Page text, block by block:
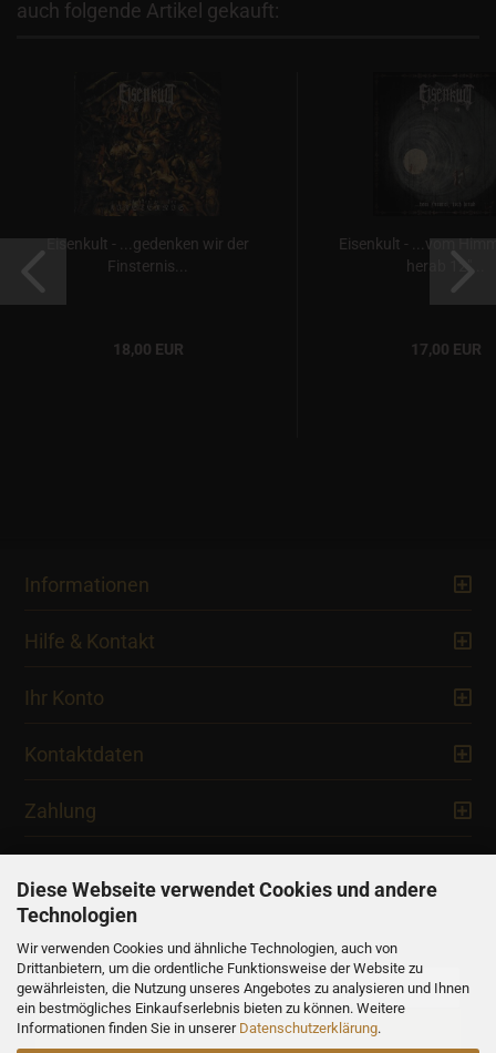
Diese Webseite verwendet Cookies und andere
Technologien
Wir verwenden Cookies und ähnliche Technologien, auch von
Drittanbietern, um die ordentliche Funktionsweise der Website zu
gewährleisten, die Nutzung unseres Angebotes zu analysieren und Ihnen
ein bestmögliches Einkaufserlebnis bieten zu können. Weitere
Informationen finden Sie in unserer Datenschutzerklärung.
auch folgende Artikel gekauft:
Eisenkult - ...gedenken wir der
Finsternis...
18,00 EUR
Eisenkult - ...vom
herab 12"...
17,00 EUR
Informationen
Hilfe & Kontakt
Ihr Konto
Kontaktdaten
Zahlung
Newsletter